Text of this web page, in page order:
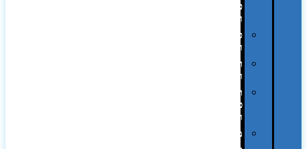
פנסים
ורכב
טקסטיל
וחורף
תיקים
ומזוודות
תערוכות,
כנסים
ועוד…
מטבח
,חגים